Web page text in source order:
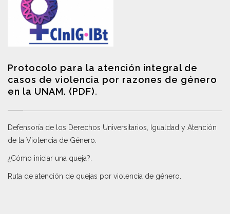
Protocolo para la atención integral de
casos de violencia por razones de género
en la UNAM. (PDF).
Defensoría de los Derechos Universitarios, Igualdad y Atención
de la Violencia de Género
¿Cómo iniciar una queja?
Ruta de atención de quejas por violencia de género